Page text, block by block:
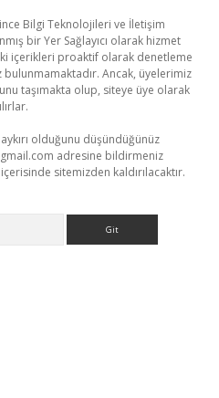
Bilgi Teknolojileri ve İletişim
bir Yer Sağlayıcı olarak hizmet
içerikleri proaktif olarak denetleme
Ancak, üyelerimiz
taşımakta olup, siteye üye olarak
olduğunu düşündüğünüz
adresine bildirmeniz
sitemizden kaldırılacaktır.